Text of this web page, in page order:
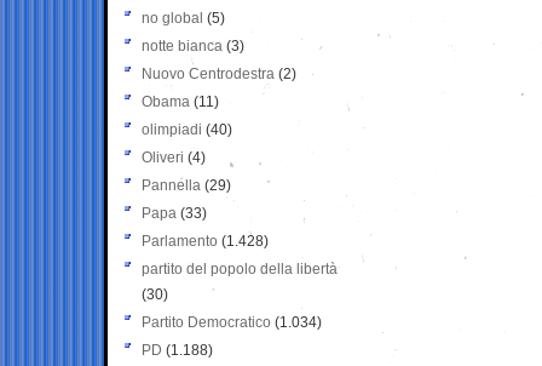
no global (5)
notte bianca (3)
Nuovo Centrodestra (2)
Obama (11)
olimpiadi (40)
Oliveri (4)
Pannella (29)
Papa (33)
Parlamento (1.428)
partito del popolo della libertà
(30)
Partito Democratico (1.034)
PD (1.188)